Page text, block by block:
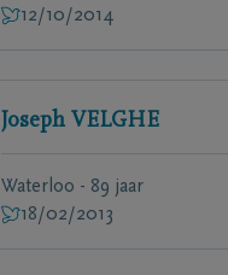
12/10/2014
Joseph VELGHE
Waterloo - 89 jaar
18/02/2013